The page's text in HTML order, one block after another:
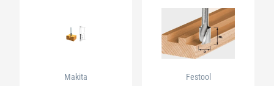
Makita Festool